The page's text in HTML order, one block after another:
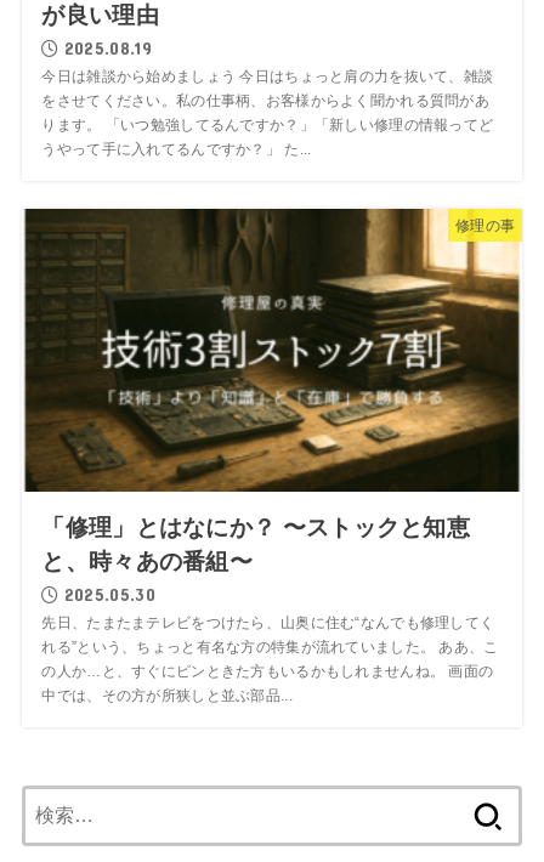
が良い理由
2025.08.19
今日は雑談から始めましょう 今日はちょっと肩の力を抜いて、雑談
をさせてください。私の仕事柄、お客様からよく聞かれる質問があ
ります。 「いつ勉強してるんですか？」「新しい修理の情報ってど
うやって手に入れてるんですか？」 た...
修理の事
「修理」とはなにか？ 〜ストックと知恵
と、時々あの番組〜
2025.05.30
先日、たまたまテレビをつけたら、山奥に住む“なんでも修理してく
れる”という、ちょっと有名な方の特集が流れていました。 ああ、こ
の人か…と、すぐにピンときた方もいるかもしれませんね。 画面の
中では、その方が所狭しと並ぶ部品...
索: